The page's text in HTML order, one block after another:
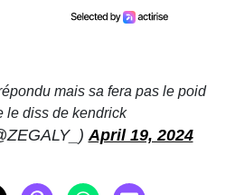
mais sa fera pas le poid
le diss de kendrick
April 19, 2024